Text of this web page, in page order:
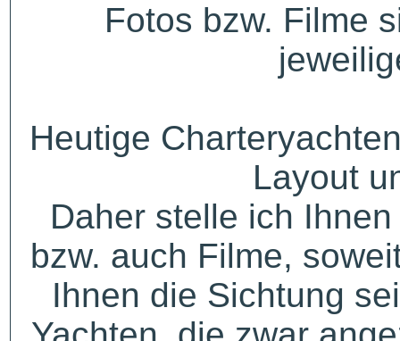
Fotos bzw. Filme
Heutige
Layout
Daher stelle ich
bzw. auch Filme,
Ihnen die Sichtung